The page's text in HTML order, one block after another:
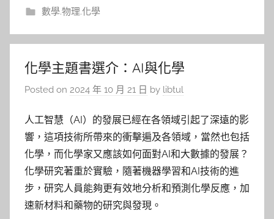
數學.物理.化學
化學主題書選介：AI與化學
Posted on 2024 年 10 月 21 日 by libtul
人工智慧（AI）的發展已經在各領域引起了深遠的影
響，這項技術所帶來的衝擊遍及各領域，當然也包括
化學，而化學家又應該如何面對AI和大數據的發展？
化學研究著重於實驗，隨著機器學習和AI技術的進
步，研究人員能夠更有效地分析和預測化學反應，加
速新材料和藥物的研究與發現。